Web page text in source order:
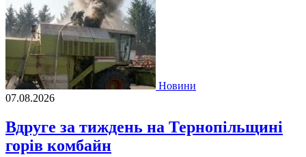
Новини
07.08.2026
Вдруге за тиждень на Тернопільщині
горів комбайн